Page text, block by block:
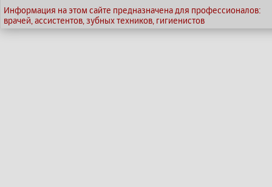
Информация на этом сайте предназначена для профессионалов:
врачей, ассистентов, зубных техников, гигиенистов